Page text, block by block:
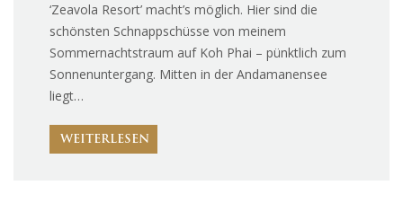
‘Zeavola Resort’ macht’s möglich. Hier sind die
schönsten Schnappschüsse von meinem
Sommernachtstraum auf Koh Phai – pünktlich zum
Sonnenuntergang. Mitten in der Andamanensee
liegt…
WEITERLESEN